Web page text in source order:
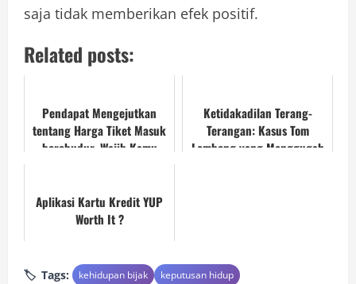
saja tidak memberikan efek positif.
Related posts:
Pendapat Mengejutkan
tentang Harga Tiket Masuk
borobudur, Wajib Kamu
Ketidakadilan Terang-
Terangan: Kasus Tom
Lembong yang Menggugah
Aplikasi Kartu Kredit YUP
Worth It ?
Tags: kehidupan bijak
keputusan hidup